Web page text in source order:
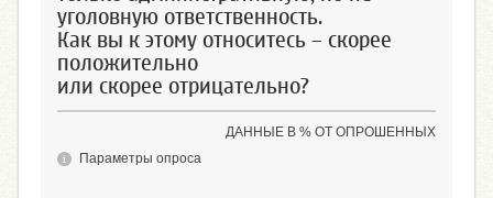
уголовную ответственность.
Как вы к этому относитесь – скорее
положительно
или скорее отрицательно?
ДАННЫЕ В % ОТ ОПРОШЕННЫХ
Параметры опроса